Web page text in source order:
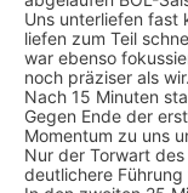
Uns unterliefen fast
liefen zum Teil
war ebenso
noch präziser als wir.
Nach 15 Minuten
Gegen Ende der
Momentum zu uns
Nur der Torwart
deutlichere Führung